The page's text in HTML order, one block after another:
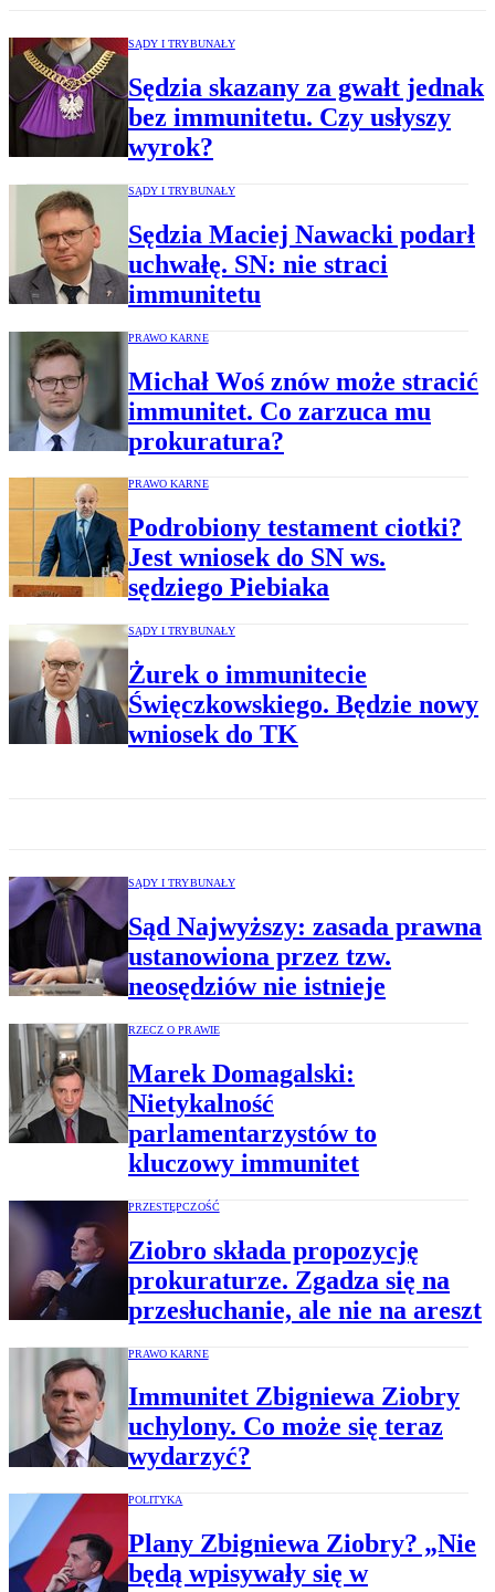
SĄDY I TRYBUNAŁY
Sędzia skazany za gwałt jednak
bez immunitetu. Czy usłyszy
wyrok?
SĄDY I TRYBUNAŁY
Sędzia Maciej Nawacki podarł
uchwałę. SN: nie straci
immunitetu
PRAWO KARNE
Michał Woś znów może stracić
immunitet. Co zarzuca mu
prokuratura?
PRAWO KARNE
Podrobiony testament ciotki?
Jest wniosek do SN ws.
sędziego Piebiaka
SĄDY I TRYBUNAŁY
Żurek o immunitecie
Święczkowskiego. Będzie nowy
wniosek do TK
SĄDY I TRYBUNAŁY
Sąd Najwyższy: zasada prawna
ustanowiona przez tzw.
neosędziów nie istnieje
RZECZ O PRAWIE
Marek Domagalski:
Nietykalność
parlamentarzystów to
kluczowy immunitet
PRZESTĘPCZOŚĆ
Ziobro składa propozycję
prokuraturze. Zgadza się na
przesłuchanie, ale nie na areszt
PRAWO KARNE
Immunitet Zbigniewa Ziobry
uchylony. Co może się teraz
wydarzyć?
POLITYKA
Plany Zbigniewa Ziobry? „Nie
będą wpisywały się w